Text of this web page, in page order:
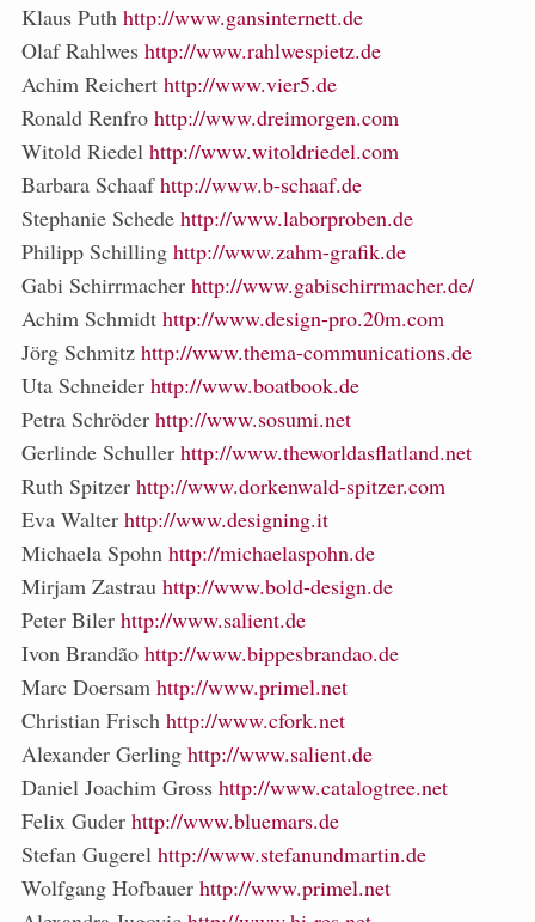
Klaus Puth http://www.gansinternett.de
Olaf Rahlwes http://www.rahlwespietz.de
Achim Reichert http://www.vier5.de
Ronald Renfro http://www.dreimorgen.com
Witold Riedel http://www.witoldriedel.com
Barbara Schaafhttp://www.b-schaaf.de
Stephanie Schede http://www.laborproben.de
Philipp Schilling http://www.zahm-grafik.de
Gabi Schirrmacher http://www.gabischirrmacher.de/
Achim Schmidt http://www.design-pro.20m.com
Jörg Schmitz http://www.thema-communications.de
Uta Schneider http://www.boatbook.de
Petra Schröder http://www.sosumi.net
Gerlinde Schuller http://www.theworldasflatland.net
Ruth Spitzer http://www.dorkenwald-spitzer.com
Eva Walter http://www.designing.it
Michaela Spohn http://michaelaspohn.de
Mirjam Zastrau http://www.bold-design.de
Peter Biler http://www.salient.de
Ivon Brandão http://www.bippesbrandao.de
Marc Doersam http://www.primel.net
Christian Frisch http://www.cfork.net
Alexander Gerling http://www.salient.de
Daniel Joachim Gross http://www.catalogtree.net
Felix Guder http://www.bluemars.de
Stefan Gugerel http://www.stefanundmartin.de
Wolfgang Hofbauer http://www.primel.net